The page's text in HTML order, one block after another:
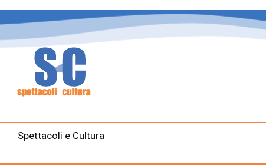
Spettacoli e Cultura